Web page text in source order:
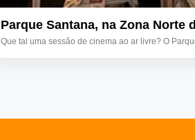
Parque Santana, na Zona Norte
Que tal uma sessão de cinema ao ar livre? O